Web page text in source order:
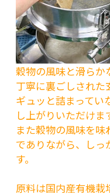
穀物の風味と滑らか
丁寧に裏ごしされた
ギュッと詰まってい
し上がりいただけま
また穀物の風味を味
でありながら、しっ
す。
原料は国内産有機栽